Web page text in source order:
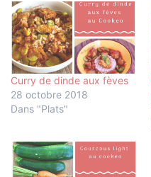
Curry de dinde aux fèves
28 octobre 2018
Dans "Plats"